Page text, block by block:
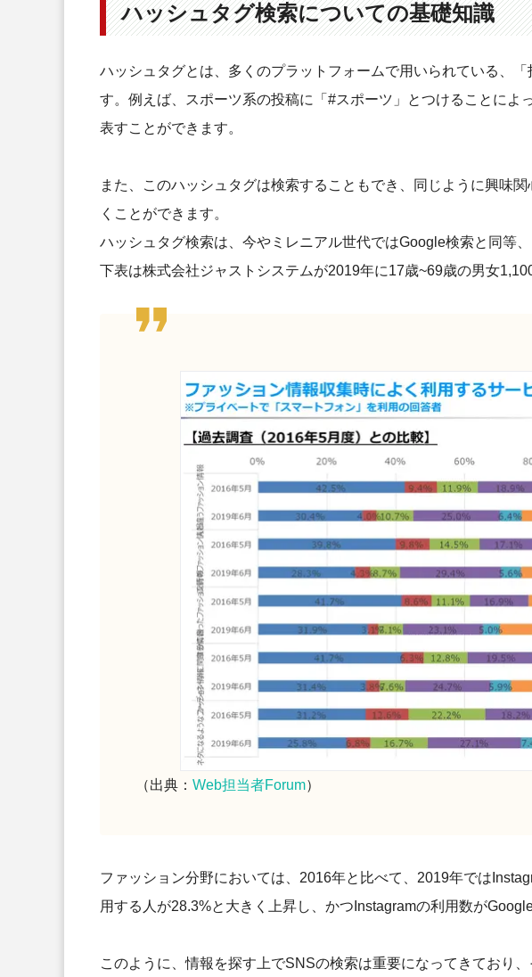
ハッシュタグ検索についての基礎知識
ハッシュタグとは、多くのプラットフォームで用いられている、
す。例えば、スポーツ系の投稿に「#スポーツ」とつけることによ
表すことができます。
また、このハッシュタグは検索することもでき、同じように興味
くことができます。
ハッシュタグ検索は、今やミレニアル世代ではGoogle検索と同等
下表は株式会社ジャストシステムが2019年に17歳~69歳の男女
（出典： Web担当者Forum）
ファッション分野においては、2016年と比べて、2019年では
用する人が28.3%と大きく上昇し、かつInstagramの利用数が
このように、情報を探す上でSNSの検索は重要になってきており